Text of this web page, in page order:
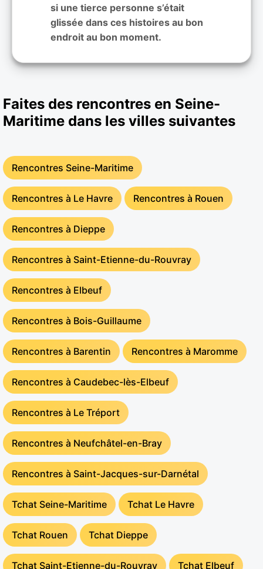
si une tierce personne s’était
glissée dans ces histoires au bon
endroit au bon moment.
Faites des rencontres en Seine-
Maritime dans les villes suivantes
Rencontres Seine-Maritime
Rencontres à Le Havre Rencontres à Rouen
Rencontres à Dieppe
Rencontres à Saint-Etienne-du-Rouvray
Rencontres à Elbeuf
Rencontres à Bois-Guillaume
Rencontres à Barentin Rencontres à Maromme
Rencontres à Caudebec-lès-Elbeuf
Rencontres à Le Tréport
Rencontres à Neufchâtel-en-Bray
Rencontres à Saint-Jacques-sur-Darnétal
Tchat Seine-Maritime Tchat Le Havre
Tchat Rouen Tchat Dieppe
Tchat Saint-Etienne-du-Rouvray Tchat Elbeuf